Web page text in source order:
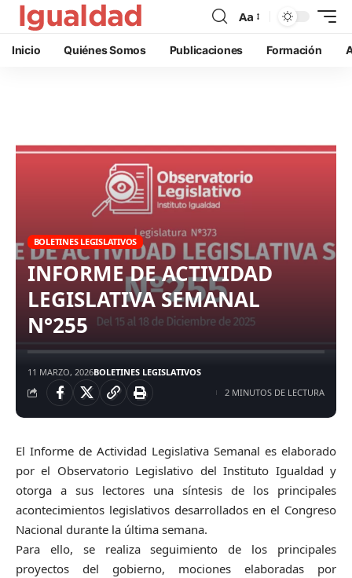
Aa
Inicio Quiénes Somos Publicaciones Formación
BOLETINES LEGISLATIVOS
INFORME DE ACTIVIDAD
LEGISLATIVA SEMANAL
N°255
11 MARZO, 2026BOLETINES LEGISLATIVOS
2 MINUTOS DE LECTURA
El Informe de Actividad Legislativa Semanal es elaborado
por el Observatorio Legislativo del Instituto Igualdad y
otorga a sus lectores una síntesis de los principales
acontecimientos legislativos desarrollados en el Congreso
Nacional durante la última semana.
Para ello, se realiza seguimiento de los principales
proyectos del gobierno, mociones elaboradas por